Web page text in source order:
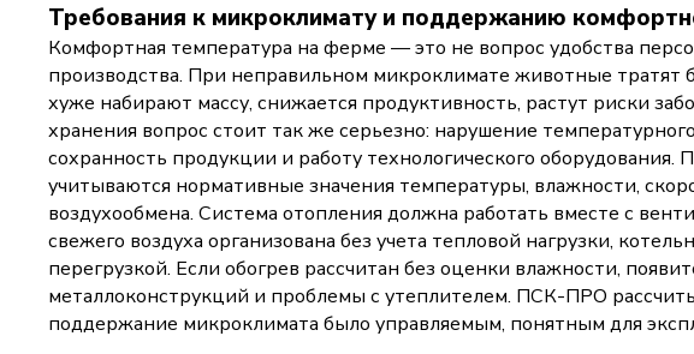
Требования к микроклимату и поддержанию
Комфортная температура на ферме — это не вопрос удобства
производства. При неправильном микроклимате животные тратят
хуже набирают массу, снижается продуктивность, растут риски
хранения вопрос стоит так же серьезно: нарушение
сохранность продукции и работу технологического
учитываются нормативные значения температуры, влажности,
воздухообмена. Система отопления должна работать вместе с
свежего воздуха организована без учета тепловой нагрузки,
перегрузкой. Если обогрев рассчитан без оценки влажности,
металлоконструкций и проблемы с утеплителем. ПСК-ПРО
поддержание микроклимата было управляемым, понятным для